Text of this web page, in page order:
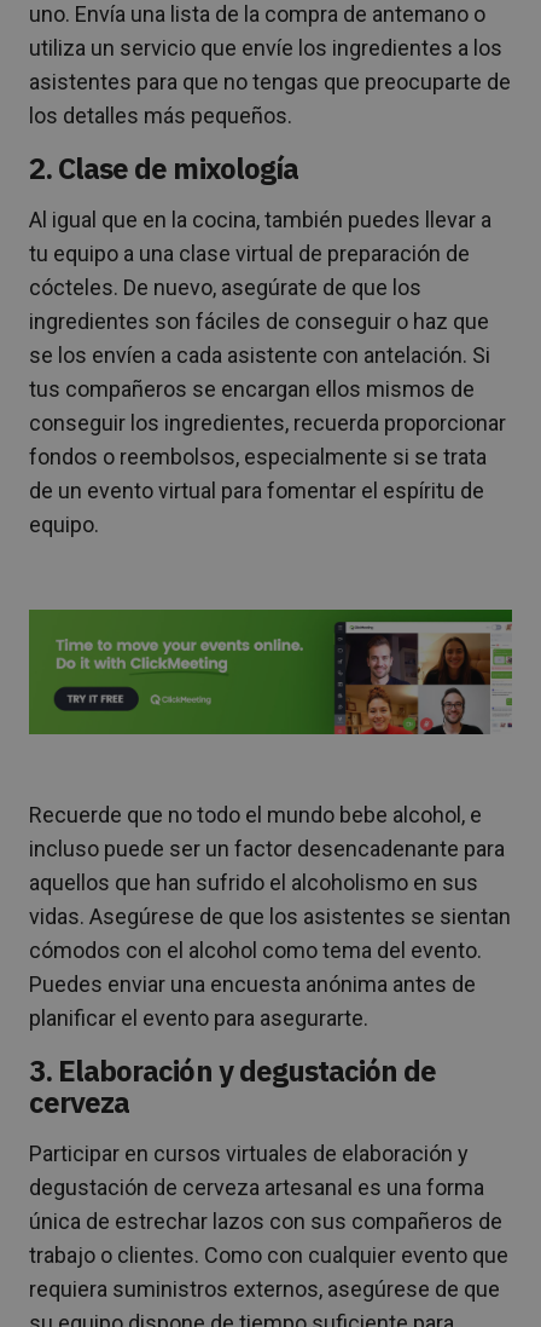
uno. Envía una lista de la compra de antemano o
utiliza un servicio que envíe los ingredientes a los
asistentes para que no tengas que preocuparte de
los detalles más pequeños.
2. Clase de mixología
Al igual que en la cocina, también puedes llevar a
tu equipo a una clase virtual de preparación de
cócteles. De nuevo, asegúrate de que los
ingredientes son fáciles de conseguir o haz que
se los envíen a cada asistente con antelación. Si
tus compañeros se encargan ellos mismos de
conseguir los ingredientes, recuerda proporcionar
fondos o reembolsos, especialmente si se trata
de un evento virtual para fomentar el espíritu de
equipo.
Recuerde que no todo el mundo bebe alcohol, e
incluso puede ser un factor desencadenante para
aquellos que han sufrido el alcoholismo en sus
vidas. Asegúrese de que los asistentes se sientan
cómodos con el alcohol como tema del evento.
Puedes enviar una encuesta anónima antes de
planificar el evento para asegurarte.
3. Elaboración y degustación de
cerveza
Participar en cursos virtuales de elaboración y
degustación de cerveza artesanal es una forma
única de estrechar lazos con sus compañeros de
trabajo o clientes. Como con cualquier evento que
requiera suministros externos, asegúrese de que